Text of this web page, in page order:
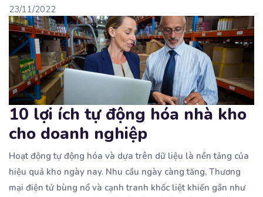
23/11/2022
10 lợi ích tự động hóa nhà kho
cho doanh nghiệp
Hoạt động tự động hóa và dựa trên dữ liệu là nền tảng của
hiệu quả kho ngày nay. Nhu cầu ngày càng tăng, Thương
mại điện tử bùng nổ và cạnh tranh khốc liệt khiến gần như